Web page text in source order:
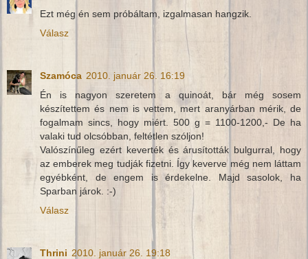
Ezt még én sem próbáltam, izgalmasan hangzik.
Válasz
Szamóca 2010. január 26. 16:19
Én is nagyon szeretem a quinoát, bár még sosem
készítettem és nem is vettem, mert aranyárban mérik, de
fogalmam sincs, hogy miért. 500 g = 1100-1200,- De ha
valaki tud olcsóbban, feltétlen szóljon!
Valószínűleg ezért keverték és árusították bulgurral, hogy
az emberek meg tudják fizetni. Így keverve még nem láttam
egyébként, de engem is érdekelne. Majd sasolok, ha
Sparban járok. :-)
Válasz
Thrini 2010. január 26. 19:18